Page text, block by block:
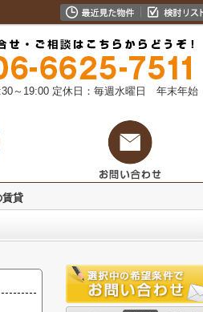
～19:00 定休日：毎週水曜日 年末年始
賃貸